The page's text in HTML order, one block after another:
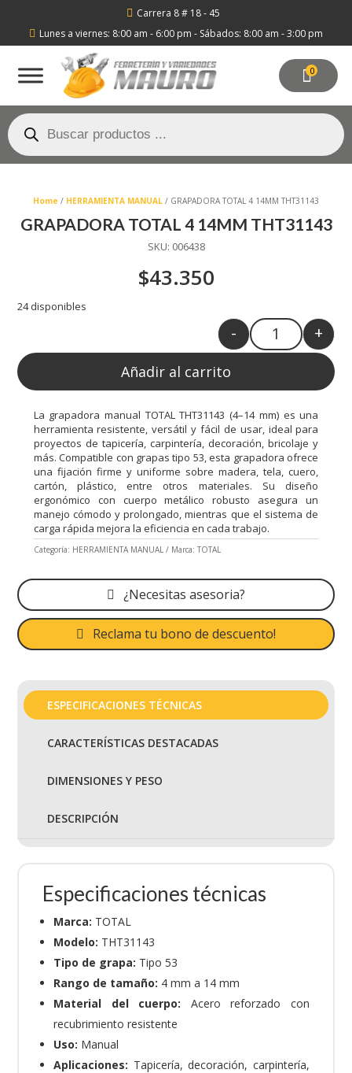
 Carrera 8 # 18 - 45
 Lunes a viernes: 8:00 am - 6:00 pm - Sábados: 8:00 am - 3:00 pm
0
Búsqueda
de
productos
Home / HERRAMIENTA MANUAL / GRAPADORA TOTAL 4 14MM THT31143
GRAPADORA TOTAL 4 14MM THT31143
SKU: 006438
$43.350
24 disponibles
Quantity
- +
Añadir al carrito
La grapadora manual TOTAL THT31143 (4–14 mm) es una
herramienta resistente, versátil y fácil de usar, ideal para
proyectos de tapicería, carpintería, decoración, bricolaje y
más. Compatible con grapas tipo 53, esta grapadora ofrece
una fijación firme y uniforme sobre madera, tela, cuero,
cartón, plástico, entre otros materiales. Su diseño
ergonómico con cuerpo metálico robusto asegura un
manejo cómodo y prolongado, mientras que el sistema de
carga rápida mejora la eficiencia en cada trabajo.
Categoría: HERRAMIENTA MANUAL Marca: TOTAL
¿Necesitas asesoria?
Reclama tu bono de descuento!
ESPECIFICACIONES TÉCNICAS
CARACTERÍSTICAS DESTACADAS
DIMENSIONES Y PESO
DESCRIPCIÓN
Especificaciones técnicas
Marca: TOTAL
Modelo: THT31143
Tipo de grapa: Tipo 53
Rango de tamaño: 4 mm a 14 mm
Material del cuerpo: Acero reforzado con
recubrimiento resistente
Uso: Manual
Aplicaciones: Tapicería, decoración, carpintería,